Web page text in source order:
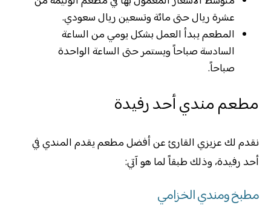
عشرة ريال حتى مائة وتسعين ريال سعودي.
المطعم يبدأ العمل بشكل يومي من الساعة
السادسة صباحاً ويستمر حتى الساعة الواحدة
صباحاً.
مطعم مندي أحد رفيدة
نقدم لك عزيزي القارئ عن أفضل مطعم يقدم المندي في
أحد رفيدة، وذلك طبقاً لما هو آتي:
مطبخ ومندي الخزامي